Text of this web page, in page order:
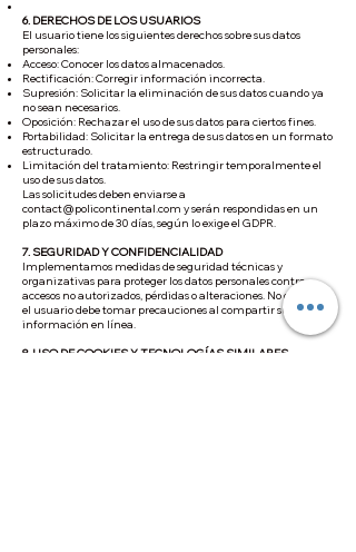
6. DERECHOS DE LOS USUARIOS
El usuario tiene los siguientes derechos sobre sus datos
personales:
Acceso: Conocer los datos almacenados.
Rectificación: Corregir información incorrecta.
Supresión: Solicitar la eliminación de sus datos cuando ya
no sean necesarios.
Oposición: Rechazar el uso de sus datos para ciertos fines.
Portabilidad: Solicitar la entrega de sus datos en un formato
estructurado.
Limitación del tratamiento: Restringir temporalmente el
uso de sus datos.
Las solicitudes deben enviarse a
contact@policontinental.com y serán respondidas en un
plazo máximo de 30 días, según lo exige el GDPR.
7. SEGURIDAD Y CONFIDENCIALIDAD
Implementamos medidas de seguridad técnicas y
organizativas para proteger los datos personales contra
accesos no autorizados, pérdidas o alteraciones. No obstante,
el usuario debe tomar precauciones al compartir su
información en línea.
8. USO DE COOKIES Y TECNOLOGÍAS SIMILARES